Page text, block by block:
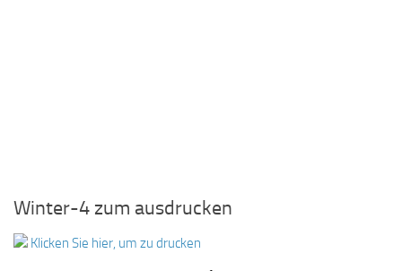
Winter-4 zum ausdrucken
Klicken Sie hier, um zu drucken